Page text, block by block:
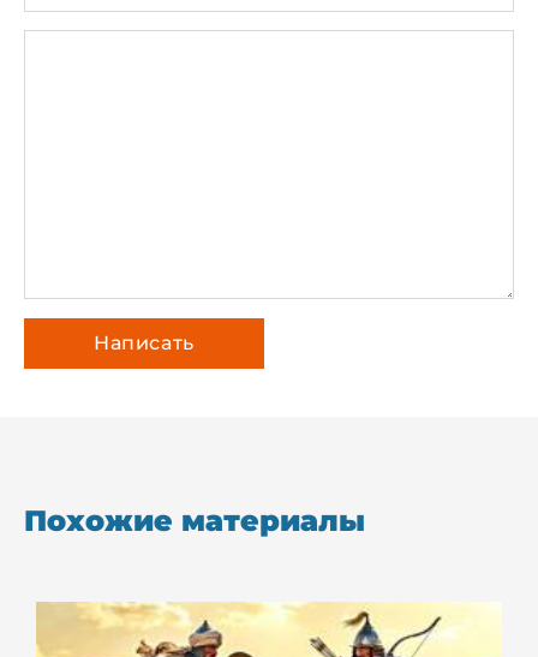
Похожие материалы